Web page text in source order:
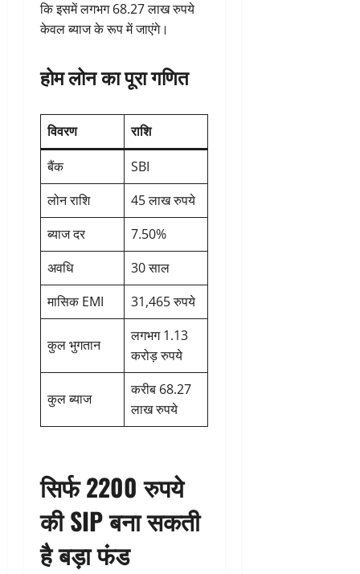
कि इसमें लगभग 68.27 लाख रुपये
केवल ब्याज के रूप में जाएंगे।
होम लोन का पूरा गणित
विवरण
राशि
बैंक
SBI
लोन राशि
45 लाख रुपये
ब्याज दर
7.50%
अवधि
30 साल
मासिक EMI
31,465 रुपये
कुल भुगतान
लगभग 1.13
करोड़ रुपये
कुल ब्याज
करीब 68.27
लाख रुपये
सिर्फ 2200 रुपये
की SIP बना सकती
है बड़ा फंड